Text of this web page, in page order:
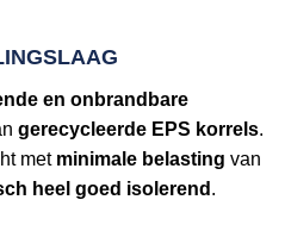
en onbrandbare
gerecycleerde EPS korrels.
met minimale belasting van
heel goed isolerend .